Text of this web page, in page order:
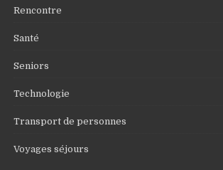
Rencontre
Santé
Seniors
Technologie
Transport de personnes
Voyages séjours